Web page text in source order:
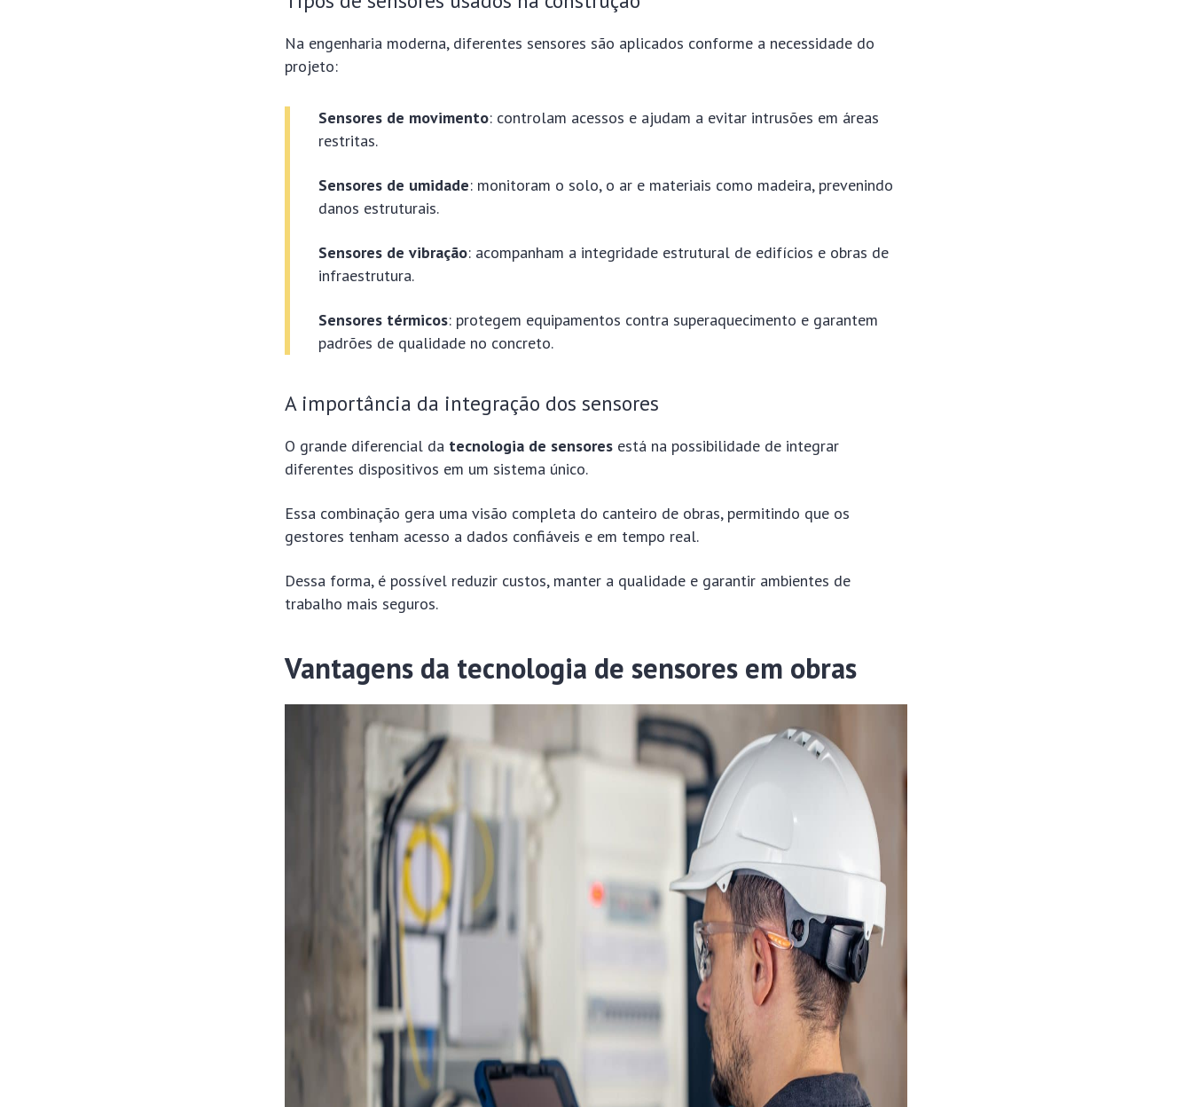
Na engenharia moderna, diferentes sensores são aplicados conforme a necessidade do
projeto:
Sensores de movimento: controlam acessos e ajudam a evitar intrusões em áreas
restritas.
Sensores de umidade: monitoram o solo, o ar e materiais como madeira, prevenindo
danos estruturais.
Sensores de vibração: acompanham a integridade estrutural de edifícios e obras de
infraestrutura.
Sensores térmicos: protegem equipamentos contra superaquecimento e garantem
padrões de qualidade no concreto.
A importância da integração dos sensores
O grande diferencial da tecnologia de sensores está na possibilidade de integrar
diferentes dispositivos em um sistema único.
Essa combinação gera uma visão completa do canteiro de obras, permitindo que os
gestores tenham acesso a dados confiáveis e em tempo real.
Dessa forma, é possível reduzir custos, manter a qualidade e garantir ambientes de
trabalho mais seguros.
Vantagens da tecnologia de sensores em obras